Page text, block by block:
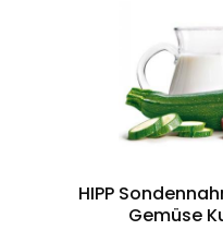
HIPP
Gemüse